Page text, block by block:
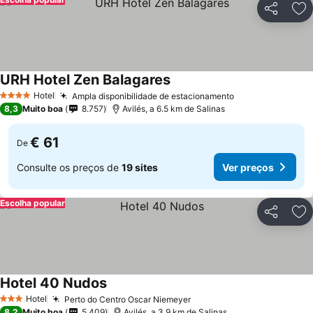
Partilhar
4 EstrelasHotel Ampla disponibilidade de estacionamento
URH Hotel Zen Balagares
8,3 Muito boa 8.757 Avilés, a 6.5 km de Salinas
De € 61
Consulte os preços de 19 sites Ver preços
Partilhar
Escolha popular
3 EstrelasHotel Perto do Centro Oscar Niemeyer
Hotel 40 Nudos